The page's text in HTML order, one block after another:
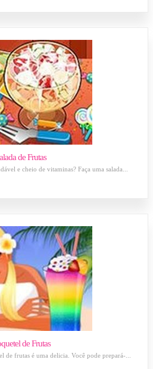
de Frutas
e cheio de vitaminas? Faça uma salada...
de Frutas
de frutas é uma delicia. Você pode prepará-...